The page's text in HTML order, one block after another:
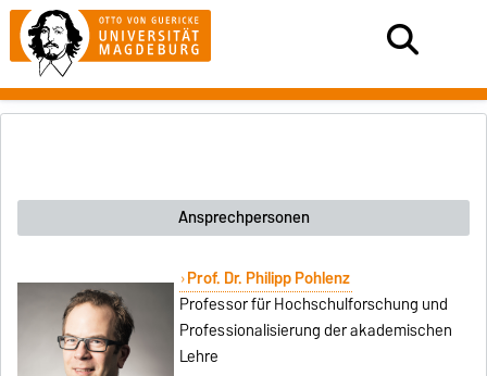
Ansprechpersonen
Prof. Dr. Philipp Pohlenz
Professor für Hochschulforschung und
Professionalisierung der akademischen
Lehre